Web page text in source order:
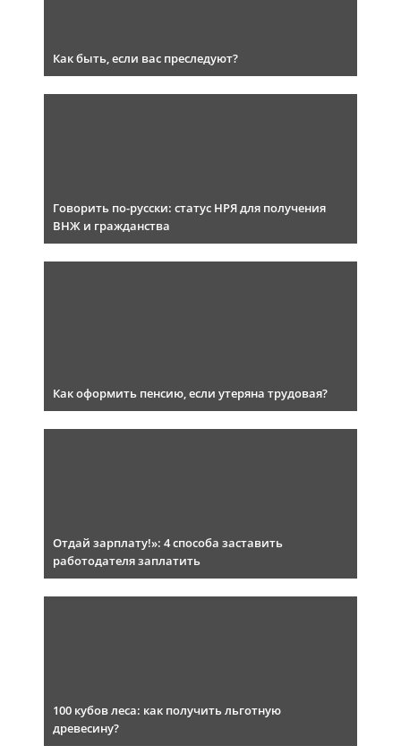
Как быть, если вас преследуют?
Говорить по-русски: статус НРЯ для получения
ВНЖ и гражданства
Как оформить пенсию, если утеряна трудовая?
Отдай зарплату!»: 4 способа заставить
работодателя заплатить
100 кубов леса: как получить льготную
древесину?